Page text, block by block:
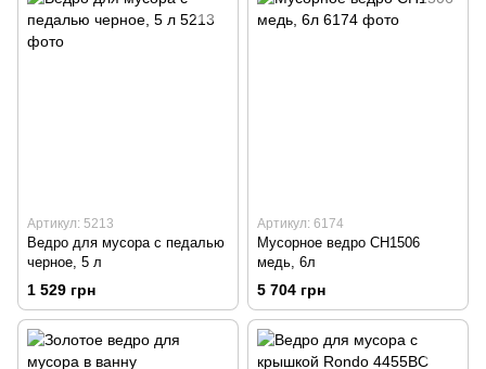
Артикул: 5213
Ведро для мусора с педалью
черное, 5 л
1 529 грн
Артикул: 6174
Мусорное ведро CH1506
медь, 6л
5 704 грн